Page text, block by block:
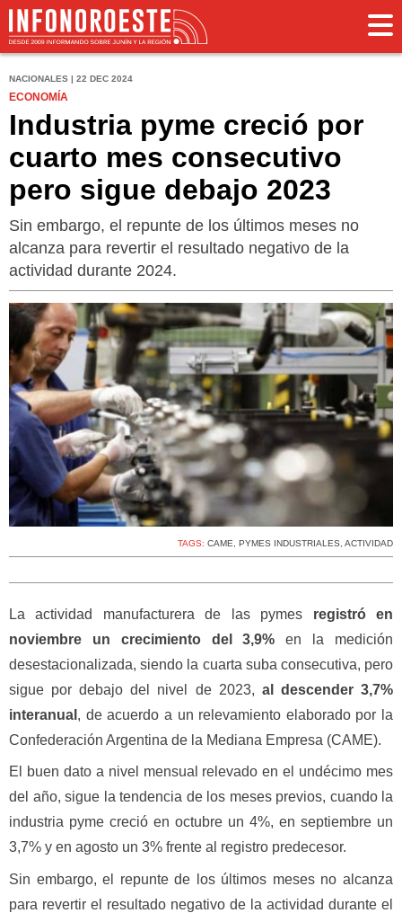
NACIONALES | 22 DEC 2024
ECONOMÍA
Industria pyme creció por
cuarto mes consecutivo
pero sigue debajo 2023
Sin embargo, el repunte de los últimos meses no
alcanza para revertir el resultado negativo de la
actividad durante 2024.
TAGS: CAME, PYMES INDUSTRIALES, ACTIVIDAD
La actividad manufacturera de las pymes registró en
noviembre un crecimiento del 3,9% en la medición
desestacionalizada, siendo la cuarta suba consecutiva, pero
sigue por debajo del nivel de 2023, al descender 3,7%
interanual , de acuerdo a un relevamiento elaborado por la
Confederación Argentina de la Mediana Empresa (CAME).
El buen dato a nivel mensual relevado en el undécimo mes
del año, sigue la tendencia de los meses previos, cuando la
industria pyme creció en octubre un 4%, en septiembre un
3,7% y en agosto un 3% frente al registro predecesor.
Sin embargo, el repunte de los últimos meses no alcanza
para revertir el resultado negativo de la actividad durante el